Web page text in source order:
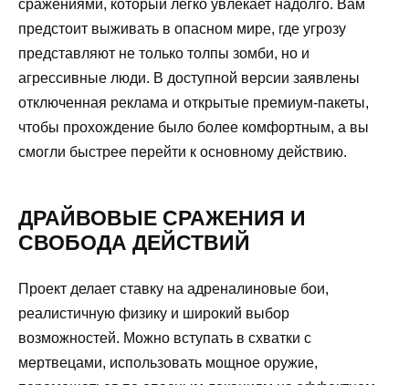
сражениями, который легко увлекает надолго. Вам
предстоит выживать в опасном мире, где угрозу
представляют не только толпы зомби, но и
агрессивные люди. В доступной версии заявлены
отключенная реклама и открытые премиум-пакеты,
чтобы прохождение было более комфортным, а вы
смогли быстрее перейти к основному действию.
ДРАЙВОВЫЕ СРАЖЕНИЯ И
СВОБОДА ДЕЙСТВИЙ
Проект делает ставку на адреналиновые бои,
реалистичную физику и широкий выбор
возможностей. Можно вступать в схватки с
мертвецами, использовать мощное оружие,